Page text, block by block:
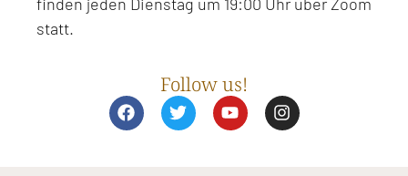
statt.
Follow us!
F
a
c
T
w
i
Y
o
u
I
n
s